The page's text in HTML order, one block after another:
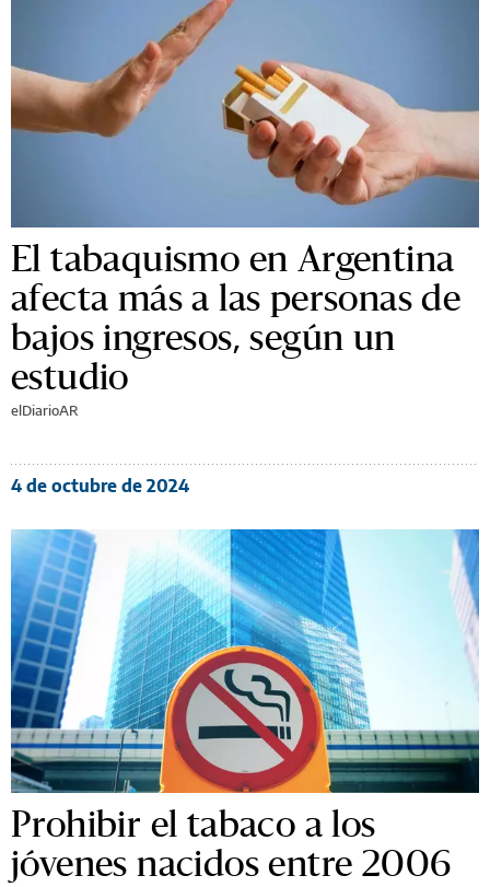
El tabaquismo en Argentina
afecta más a las personas de
bajos ingresos, según un
estudio
elDiarioAR
4 de octubre de 2024
Prohibir el tabaco a los
jóvenes nacidos entre 2006